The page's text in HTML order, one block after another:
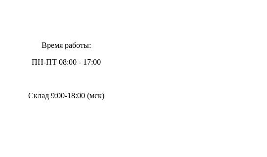
Время работы:
ПН-ПТ 08:00 - 17:00
Склад 9:00-18:00 (мск)